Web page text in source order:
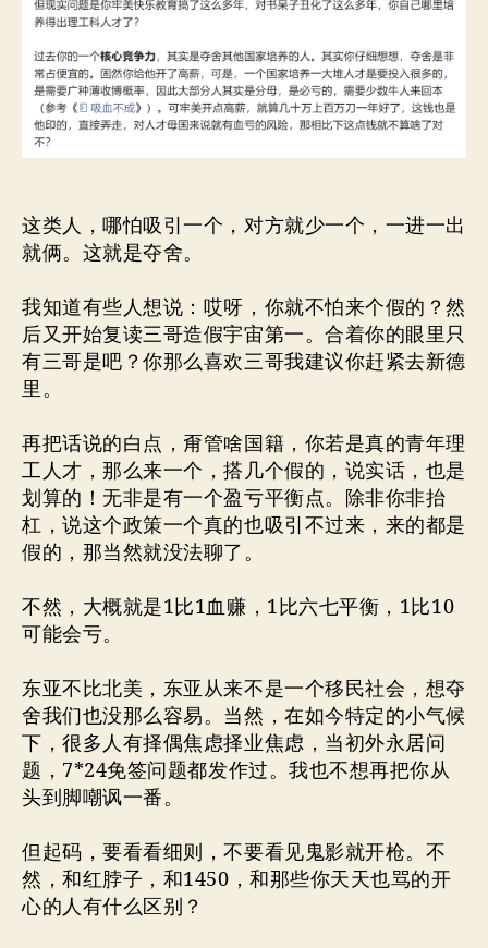
这类人，哪怕吸引一个，对方就少一个，一进一出
就俩。这就是夺舍。
我知道有些人想说：哎呀，你就不怕来个假的？然
后又开始复读三哥造假宇宙第一。合着你的眼里只
有三哥是吧？你那么喜欢三哥我建议你赶紧去新德
里。
再把话说的白点，甭管啥国籍，你若是真的青年理
工人才，那么来一个，搭几个假的，说实话，也是
划算的！无非是有一个盈亏平衡点。除非你非抬
杠，说这个政策一个真的也吸引不过来，来的都是
假的，那当然就没法聊了。
不然，大概就是1比1血赚，1比六七平衡，1比10
可能会亏。
东亚不比北美，东亚从来不是一个移民社会，想夺
舍我们也没那么容易。当然，在如今特定的小气候
下，很多人有择偶焦虑择业焦虑，当初外永居问
题，7*24免签问题都发作过。我也不想再把你从
头到脚嘲讽一番。
但起码，要看看细则，不要看见鬼影就开枪。不
然，和红脖子，和1450，和那些你天天也骂的开
心的人有什么区别？